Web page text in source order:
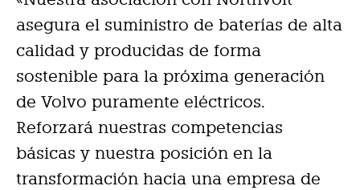
asegura el suministro de baterías de alta
calidad y producidas de forma
sostenible para la próxima generación
de Volvo puramente eléctricos.
Reforzará nuestras competencias
básicas y nuestra posición en la
transformación hacia una empresa de